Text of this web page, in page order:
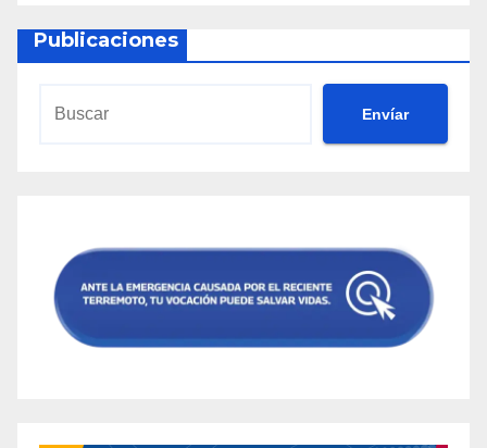
Publicaciones
Envíar